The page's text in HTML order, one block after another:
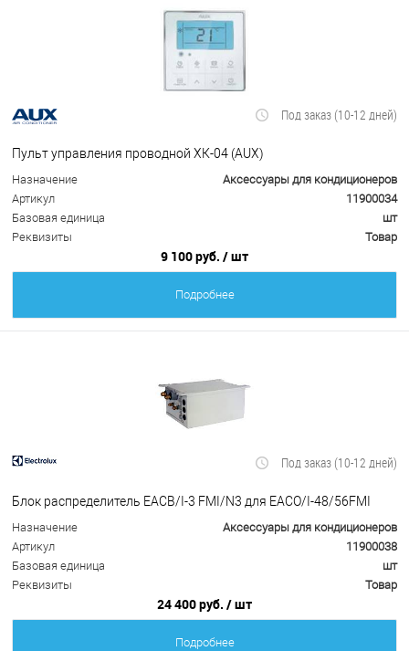
Под заказ (10-12 дней)
Пульт управления проводной ХК-04 (AUX)
Назначение
Аксессуары для кондиционеров
Артикул
11900034
Базовая единица
шт
Реквизиты
Товар
9 100 руб. / шт
Подробнее
Под заказ (10-12 дней)
Блок распределитель EACB/I-3 FMI/N3 для EACO/I-48/56FMI
Назначение
Аксессуары для кондиционеров
Артикул
11900038
Базовая единица
шт
Реквизиты
Товар
24 400 руб. / шт
Подробнее